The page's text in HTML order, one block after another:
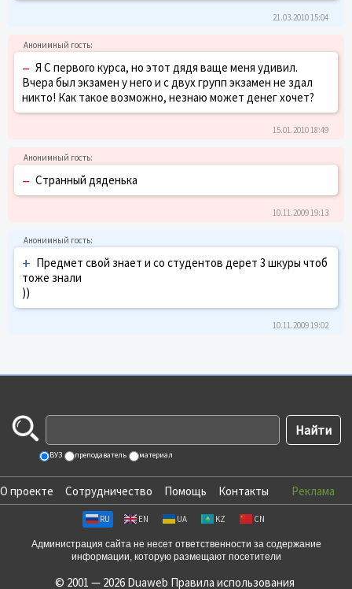
21.03.2010 15:04
– Я С первого курса, но этот дядя ваще меня удивил.
Вчера был экзамен у него и с двух групп экзамен не здал
никто! Как такое возможно, незнаю может денег хочет?
15.01.2010 18:49
– Странный дяденька
10.11.2009 19:13
+ Предмет свой знает и со студентов дерет 3 шкуры чтоб
тоже знали
))
10.11.2009 19:02
ВУЗ преподаватель материал
О проекте Сотрудничество Помощь Контакты Реклама
RU EN UA KZ CN
Администрация сайта не несет ответственности за содержание
информации, которую размещают посетители
© 2001 — 2026 Duaweb Правила использования